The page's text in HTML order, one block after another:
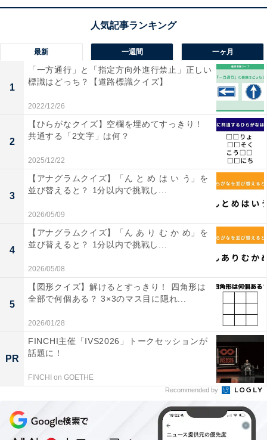
なは？ 3つの言葉から法則を探そう
1 2
最新 一週間 一ヶ月
1
「一方通行」と「指定方向外進行禁止」正しい
標識はどっち？【道路標識クイズ】
2022/12/26
2
【ひらがなクイズ】空欄を埋めてすっきり！
共通する「2文字」は何？
2025/12/22
3
【アナグラムクイズ】「ん と め は い う」を
並び替えると？ 1分以内で挑戦し...
2026/05/09
4
【アナグラムクイズ】「ん あ り む か め」を
並び替えると？ 1分以内で挑戦し...
2026/05/08
5
【図形クイズ】解けるとすっきり！ 四角形は
全部で何個ある？ 3×3のマス目に隠れ...
2026/01/28
PR
FINCHI主催「IVS2026」トークセッションが
話題に！
FINCHI on GOETHE
Recommended by